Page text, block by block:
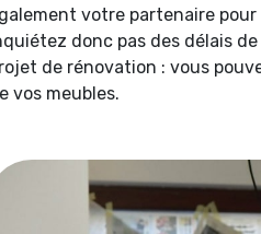
votre partenaire
donc pas des délais
de rénovation : vous
vos meubles.